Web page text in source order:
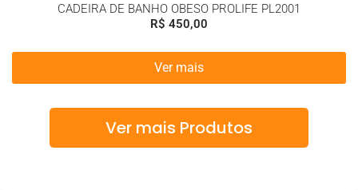
CADEIRA DE BANHO OBESO PROLIFE PL2001
R$ 450,00
Ver mais
Ver mais Produtos